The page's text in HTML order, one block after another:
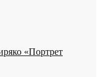
«Портрет